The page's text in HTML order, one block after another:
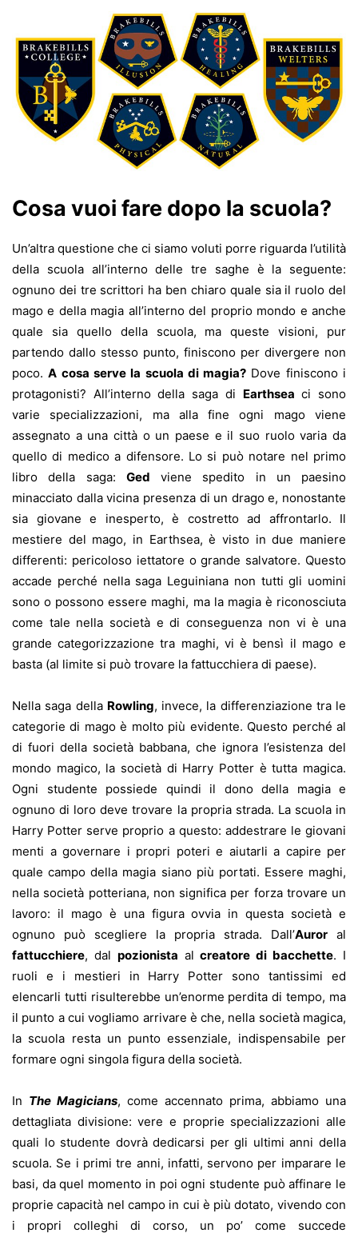
Cosa vuoi fare dopo la scuola?
Un’altra questione che ci siamo voluti porre riguarda l’utilità
della scuola all’interno delle tre saghe è la seguente:
ognuno dei tre scrittori ha ben chiaro quale sia il ruolo del
mago e della magia all’interno del proprio mondo e anche
quale sia quello della scuola, ma queste visioni, pur
partendo dallo stesso punto, finiscono per divergere non
poco.A cosa serve la scuola di magia? Dove finiscono i
protagonisti? All’interno della saga di Earthsea ci sono
varie specializzazioni, ma alla fine ogni mago viene
assegnato a una città o un paese e il suo ruolo varia da
quello di medico a difensore. Lo si può notare nel primo
libro della saga: Ged viene spedito in un paesino
minacciato dalla vicina presenza di un drago e, nonostante
sia giovane e inesperto, è costretto ad affrontarlo. Il
mestiere del mago, in Earthsea, è visto in due maniere
differenti: pericoloso iettatore o grande salvatore. Questo
accade perché nella saga Leguiniana non tutti gli uomini
sono o possono essere maghi, ma la magia è riconosciuta
come tale nella società e di conseguenza non vi è una
grande categorizzazione tra maghi, vi è bensì il mago e
basta (al limite si può trovare la fattucchiera di paese).
Nella saga della Rowling, invece, la differenziazione tra le
categorie di mago è molto più evidente. Questo perché al
di fuori della società babbana, che ignora l’esistenza del
mondo magico, la società di Harry Potter è tutta magica.
Ogni studente possiede quindi il dono della magia e
ognuno di loro deve trovare la propria strada. La scuola in
Harry Potter serve proprio a questo: addestrare le giovani
menti a governare i propri poteri e aiutarli a capire per
quale campo della magia siano più portati. Essere maghi,
nella società potteriana, non significa per forza trovare un
lavoro: il mago è una figura ovvia in questa società e
ognuno può scegliere la propria strada. Dall’Auror al
fattucchiere, dal pozionista alcreatore di bacchette. I
ruoli e i mestieri in Harry Potter sono tantissimi ed
elencarli tutti risulterebbe un’enorme perdita di tempo, ma
il punto a cui vogliamo arrivare è che, nella società magica,
la scuola resta un punto essenziale, indispensabile per
formare ogni singola figura della società.
In The Magicians, come accennato prima, abbiamo una
dettagliata divisione: vere e proprie specializzazioni alle
quali lo studente dovrà dedicarsi per gli ultimi anni della
scuola. Se i primi tre anni, infatti, servono per imparare le
basi, da quel momento in poi ogni studente può affinare le
proprie capacità nel campo in cui è più dotato, vivendo con
i propri colleghi di corso, un po’ come succede